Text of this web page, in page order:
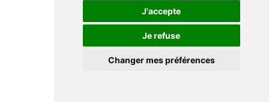
J'accepte
Je refuse
Changer mes préférences